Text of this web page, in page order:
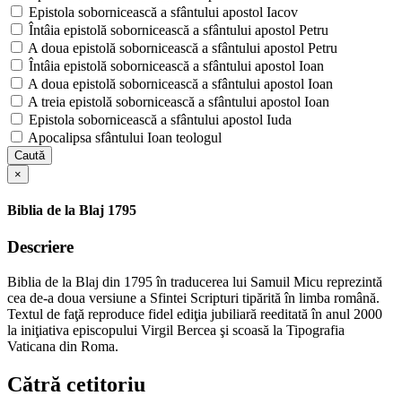
Epistola sobornicească a sfântului apostol Iacov
Întâia epistolă sobornicească a sfântului apostol Petru
A doua epistolă sobornicească a sfântului apostol Petru
Întâia epistolă sobornicească a sfântului apostol Ioan
A doua epistolă sobornicească a sfântului apostol Ioan
A treia epistolă sobornicească a sfântului apostol Ioan
Epistola sobornicească a sfântului apostol Iuda
Apocalipsa sfântului Ioan teologul
Caută
×
Biblia de la Blaj 1795
Descriere
Biblia de la Blaj din 1795 în traducerea lui Samuil Micu reprezintă
cea de-a doua versiune a Sfintei Scripturi tipărită în limba română.
Textul de faţă reproduce fidel ediţia jubiliară reeditată în anul 2000
la iniţiativa episcopului Virgil Bercea şi scoasă la Tipografia
Vaticana din Roma.
Cătră cetitoriu